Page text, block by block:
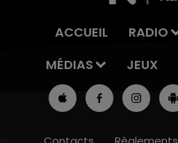
ACCUEIL RADIO
MÉDIAS
JEUX